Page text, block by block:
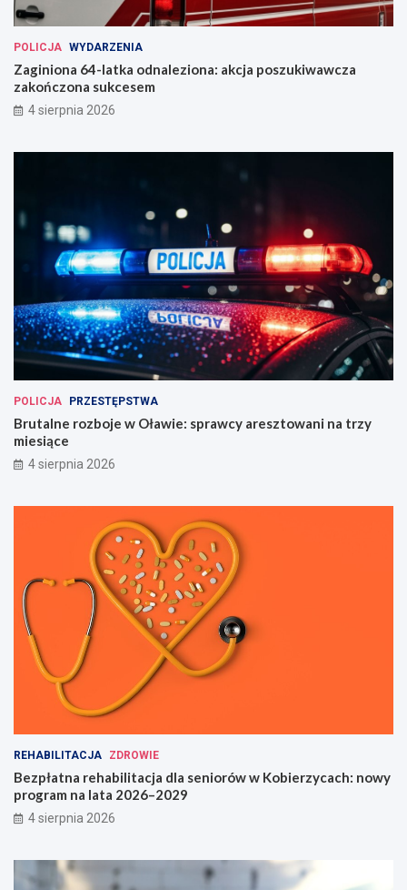
POLICJA WYDARZENIA
Zaginiona 64-latka odnaleziona: akcja poszukiwawcza
zakończona sukcesem
4 sierpnia 2026
POLICJA PRZESTĘPSTWA
Brutalne rozboje w Oławie: sprawcy aresztowani na trzy
miesiące
4 sierpnia 2026
REHABILITACJA ZDROWIE
Bezpłatna rehabilitacja dla seniorów w Kobierzycach: nowy
program na lata 2026–2029
4 sierpnia 2026